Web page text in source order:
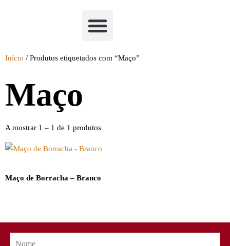
Início / Produtos etiquetados com “Maço”
Maço
A mostrar 1 – 1 de 1 produtos
Maço de Borracha – Branco